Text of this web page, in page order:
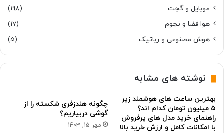
موبایل و گجت
(198)
هوا فضا و نجوم
(17)
هوش مصنوعی و رباتیک
(5)
نوشته های مشابه
بهترین ساعت های هوشمند زیر
۵ میلیون تومان کدام اند؟
راهنمای خرید مدل های پرفروش
با امکانات کامل و ارزش خرید بالا
چگونه هندزفری شکسته را از
گوشی دربیاریم؟
مهر 15, 1403